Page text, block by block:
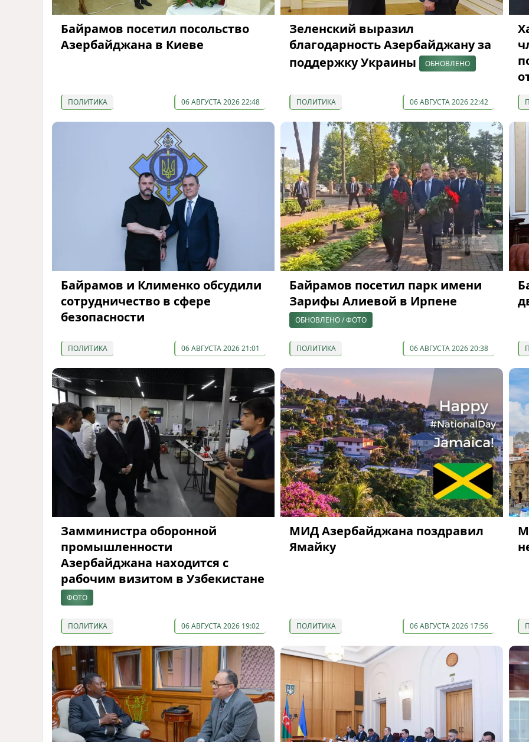
Байрамов посетил посольство
Азербайджана в Киеве
ПОЛИТИКА 06 АВГУСТА 2026 22:48
Зеленский выразил
благодарность Азербайджану за
поддержку Украины
ОБНОВЛЕНО
ПОЛИТИКА 06 АВГУСТА 2026 22:42
Байрамов и Клименко обсудили
сотрудничество в сфере
безопасности
ПОЛИТИКА 06 АВГУСТА 2026 21:01
Байрамов посетил парк имени
Зарифы Алиевой в Ирпене
ОБНОВЛЕНО / ФОТО
ПОЛИТИКА 06 АВГУСТА 2026 20:38
Замминистра оборонной
промышленности
Азербайджана находится с
рабочим визитом в Узбекистане
ФОТО
ПОЛИТИКА 06 АВГУСТА 2026 19:02
МИД Азербайджана поздравил
Ямайку
ПОЛИТИКА 06 АВГУСТА 2026 17:56